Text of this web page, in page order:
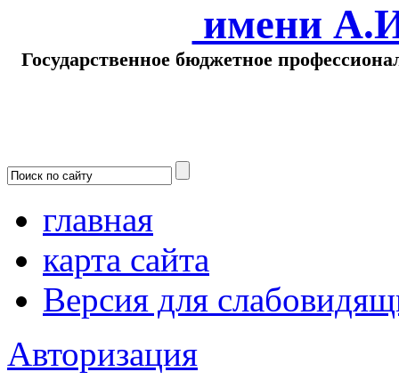
имени
Государственное бюджетное
главная
карта сайта
Версия для
Авторизация